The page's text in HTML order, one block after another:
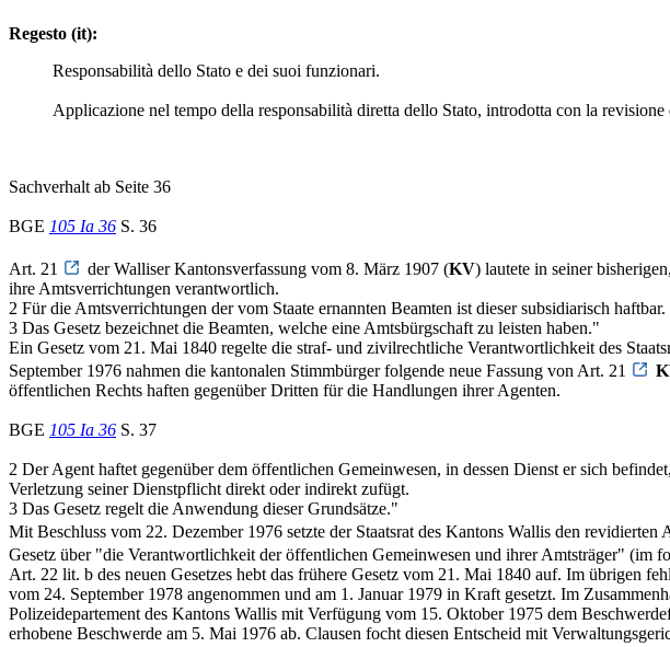
Regesto (it):
Responsabilità dello Stato e dei suoi funzionari.
Applicazione nel tempo della responsabilità diretta dello Stato, introdotta con la
Sachverhalt ab Seite 36
BGE 105 Ia 36 S. 36
Art. 21 der Walliser Kantonsverfassung vom 8. März 1907 (KV) lautete in seiner
ihre Amtsverrichtungen verantwortlich.
2 Für die Amtsverrichtungen der vom Staate ernannten Beamten ist dieser subsidiarisch haftbar.
3 Das Gesetz bezeichnet die Beamten, welche eine Amtsbürgschaft zu leisten haben."
Ein Gesetz vom 21. Mai 1840 regelte die straf- und zivilrechtliche Verantwortlichkeit des
September 1976 nahmen die kantonalen Stimmbürger folgende neue Fassung von Art. 21
öffentlichen Rechts haften gegenüber Dritten für die Handlungen ihrer Agenten.
BGE 105 Ia 36 S. 37
2 Der Agent haftet gegenüber dem öffentlichen Gemeinwesen, in dessen Dienst er sich
Verletzung seiner Dienstpflicht direkt oder indirekt zufügt.
3 Das Gesetz regelt die Anwendung dieser Grundsätze."
Mit Beschluss vom 22. Dezember 1976 setzte der Staatsrat des Kantons Wallis den revidierten
Gesetz über "die Verantwortlichkeit der öffentlichen Gemeinwesen und ihrer Amtsträger" (im
Art. 22 lit. b des neuen Gesetzes hebt das frühere Gesetz vom 21. Mai 1840 auf. Im übrigen
vom 24. September 1978 angenommen und am 1. Januar 1979 in Kraft gesetzt. Im
Polizeidepartement des Kantons Wallis mit Verfügung vom 15. Oktober 1975 dem
erhobene Beschwerde am 5. Mai 1976 ab. Clausen focht diesen Entscheid mit